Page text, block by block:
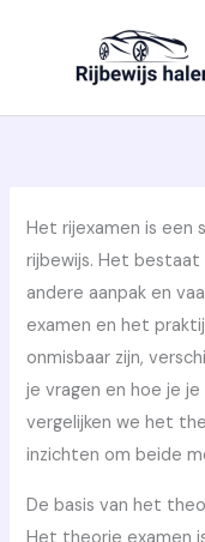
inhoud
Het rijexamen is een
rijbewijs. Het
andere aanpak en
examen en het
onmisbaar zijn,
je vragen en hoe je
vergelijken we het
inzichten om beide
De basis van het